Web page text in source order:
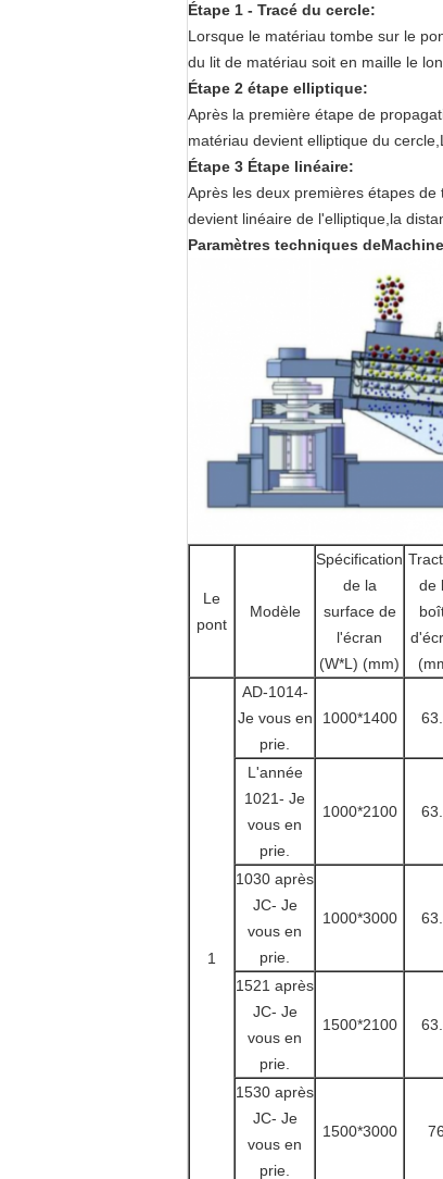
Étape 1 - Tracé du cercle:
Lorsque le matériau tombe sur le
du lit de matériau soit en maille le
Étape 2 étape elliptique:
Après la première étape de
matériau devient elliptique du
Étape 3 Étape linéaire:
Après les deux premières étapes
devient linéaire de l'elliptique,la
Paramètres techniques de
Le
pont
Modèle
Spécification
de la
surface de
l'écran
(W*L) (mm)
de
1
AD-1014-
Je vous en
prie.
1000*1400
L'année
1021- Je
vous en
prie.
1000*2100
1030 après
JC- Je
vous en
prie.
1000*3000
1521 après
JC- Je
vous en
prie.
1500*2100
1530 après
JC- Je
vous en
prie.
1500*3000 76